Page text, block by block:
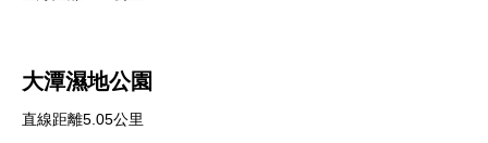
大潭濕地公園
直線距離5.05公里